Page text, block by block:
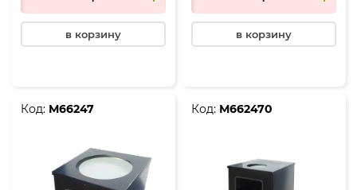
в корзину в корзину
Код: М66247 Код: М662470